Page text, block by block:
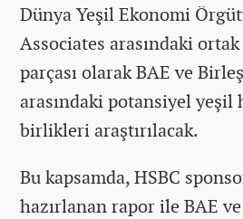
Dünya Yeşil Ekonomi
Associates arasındaki
parçası olarak BAE ve
arasındaki potansiyel yeşil
birlikleri araştırılacak.
Bu kapsamda, HSBC
hazırlanan rapor ile BAE